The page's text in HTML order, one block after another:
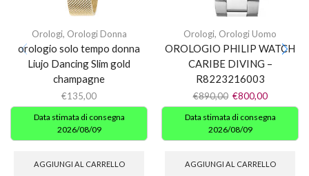
Orologi, Orologi Donna
orologio solo tempo donna
Liujo Dancing Slim gold
champagne
€135,00
Data stimata di consegna
2026/08/09
AGGIUNGI AL CARRELLO
Orologi, Orologi Uomo
OROLOGIO PHILIP WATCH
CARIBE DIVING –
R8223216003
€890,00 €800,00
Data stimata di consegna
2026/08/09
AGGIUNGI AL CARRELLO